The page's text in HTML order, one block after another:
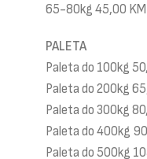
65-80kg 45,00 KM
PALETA
Paleta do 100kg
Paleta do 200kg
Paleta do 300kg
Paleta do 400kg
Paleta do 500kg